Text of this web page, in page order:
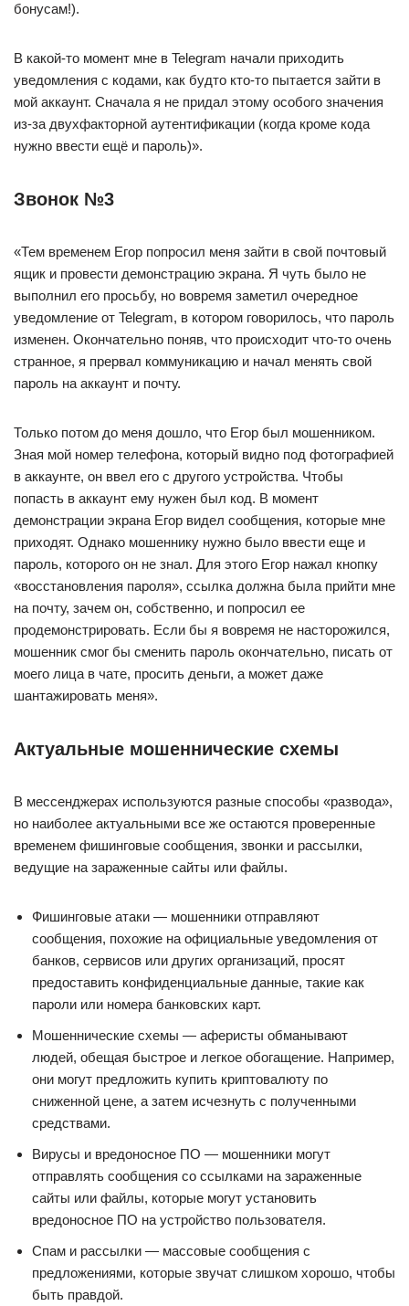
бонусам!).
В какой-то момент мне в Telegram начали приходить
уведомления с кодами, как будто кто-то пытается зайти в
мой аккаунт. Сначала я не придал этому особого значения
из-за двухфакторной аутентификации (когда кроме кода
нужно ввести ещё и пароль)».
Звонок №3
«Тем временем Егор попросил меня зайти в свой почтовый
ящик и провести демонстрацию экрана. Я чуть было не
выполнил его просьбу, но вовремя заметил очередное
уведомление от Telegram, в котором говорилось, что пароль
изменен. Окончательно поняв, что происходит что-то очень
странное, я прервал коммуникацию и начал менять свой
пароль на аккаунт и почту.
Только потом до меня дошло, что Егор был мошенником.
Зная мой номер телефона, который видно под фотографией
в аккаунте, он ввел его с другого устройства. Чтобы
попасть в аккаунт ему нужен был код. В момент
демонстрации экрана Егор видел сообщения, которые мне
приходят. Однако мошеннику нужно было ввести еще и
пароль, которого он не знал. Для этого Егор нажал кнопку
«восстановления пароля», ссылка должна была прийти мне
на почту, зачем он, собственно, и попросил ее
продемонстрировать. Если бы я вовремя не насторожился,
мошенник смог бы сменить пароль окончательно, писать от
моего лица в чате, просить деньги, а может даже
шантажировать меня».
Актуальные мошеннические схемы
В мессенджерах используются разные способы «развода»,
но наиболее актуальными все же остаются проверенные
временем фишинговые сообщения, звонки и рассылки,
ведущие на зараженные сайты или файлы.
Фишинговые атаки — мошенники отправляют
сообщения, похожие на официальные уведомления от
банков, сервисов или других организаций, просят
предоставить конфиденциальные данные, такие как
пароли или номера банковских карт.
Мошеннические схемы — аферисты обманывают
людей, обещая быстрое и легкое обогащение. Например,
они могут предложить купить криптовалюту по
сниженной цене, а затем исчезнуть с полученными
средствами.
Вирусы и вредоносное ПО — мошенники могут
отправлять сообщения со ссылками на зараженные
сайты или файлы, которые могут установить
вредоносное ПО на устройство пользователя.
Спам и рассылки — массовые сообщения с
предложениями, которые звучат слишком хорошо, чтобы
быть правдой.